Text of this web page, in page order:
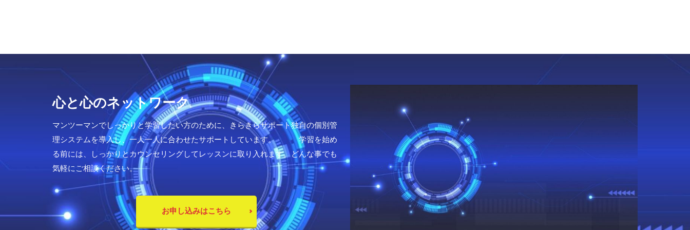
心と心のネットワーク
マンツーマンでしっかりと学習したい方のために、きらきらサポート独自の個別管
理システムを導入し、一人一人に合わせたサポートしています。 学習を始め
る前には、しっかりとカウンセリングしてレッスンに取り入れます。どんな事でも
気軽にご相談ください。
お申し込みはこちら